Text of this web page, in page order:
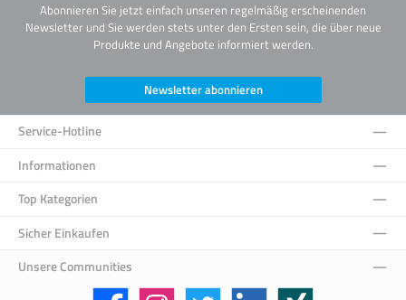
Abonnieren Sie jetzt einfach unseren regelmäßig erscheinenden
Newsletter und Sie werden stets unter den Ersten sein, die über neue
Produkte und Angebote informiert werden.
Newsletter abonnieren
Service-Hotline
Informationen
Top Kategorien
Sicher Einkaufen
Unsere Communities